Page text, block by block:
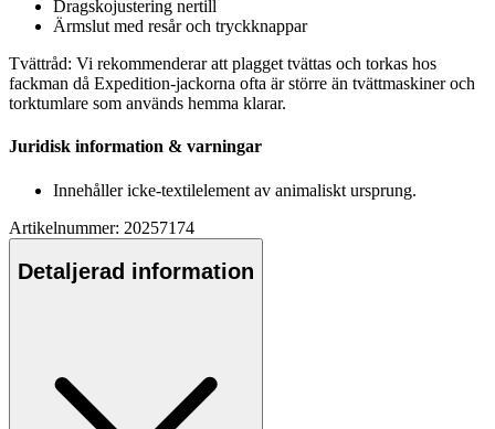
Dragskojustering nertill
Ärmslut med resår och tryckknappar
Tvättråd: Vi rekommenderar att plagget tvättas och torkas hos
fackman då Expedition-jackorna ofta är större än tvättmaskiner och
torktumlare som används hemma klarar.
Juridisk information & varningar
Innehåller icke-textilelement av animaliskt ursprung.
Artikelnummer: 20257174
Detaljerad information